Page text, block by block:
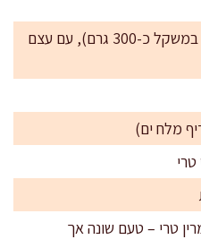
2 נתחי אנטריקוט (כל אחד במשקל כ-300 גרם), עם עצם
טרי – טעם שונה אך